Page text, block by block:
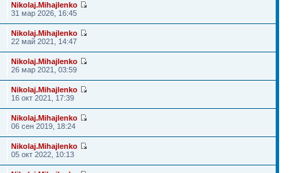
Nikolaj.Mihajlenko
31 мар 2026, 16:45
Nikolaj.Mihajlenko
22 май 2021, 14:47
Nikolaj.Mihajlenko
26 мар 2021, 03:59
Nikolaj.Mihajlenko
16 окт 2021, 17:39
Nikolaj.Mihajlenko
06 сен 2019, 18:24
Nikolaj.Mihajlenko
05 окт 2022, 10:13